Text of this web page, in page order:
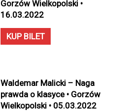
Gorzów Wielkopolski •
16.03.2022
KUP BILET
Waldemar Malicki – Naga
prawda o klasyce • Gorzów
Wielkopolski • 05.03.2022